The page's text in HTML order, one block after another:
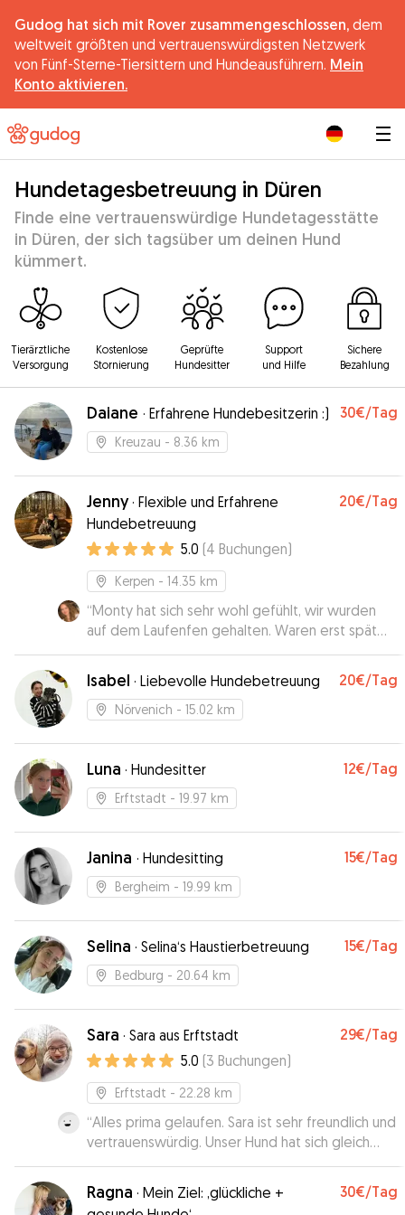
Gudog hat sich mit Rover zusammengeschlossen, dem
weltweit größten und vertrauenswürdigsten Netzwerk
von Fünf-Sterne-Tiersittern und Hundeausführern. Mein
Konto aktivieren.
Hundetagesbetreuung in Düren
Finde eine vertrauenswürdige Hundetagesstätte
in Düren, der sich tagsüber um deinen Hund
kümmert.
Tierärztliche
Versorgung
Kostenlose
Stornierung
Geprüfte
Hundesitter
Support
und Hilfe
Sichere
Bezahlung
Daiane · Erfahrene Hundebesitzerin :) 30€/Tag
Kreuzau - 8.36 km
Jenny· Flexible und Erfahrene
Hundebetreuung
20€/Tag
5.0 (4 Buchungen)
Kerpen - 14.35 km
“Monty hat sich sehr wohl gefühlt, wir wurden
auf dem Laufenfen gehalten. Waren erst spät
zurück und konnten Monty nachts noch abholen,
danke für die tolle Betreuung. 😊
Isabel · Liebevolle Hundebetreuung 20€/Tag
Nörvenich - 15.02 km
Luna · Hundesitter 12€/Tag
Erftstadt - 19.97 km
Janina · Hundesitting 15€/Tag
Bergheim - 19.99 km
Selina · Selina‘s Haustierbetreuung 15€/Tag
Bedburg - 20.64 km
Sara · Sara aus Erftstadt 29€/Tag
5.0 (3 Buchungen)
Erftstadt - 22.28 km
“Alles prima gelaufen. Sara ist sehr freundlich und
vertrauenswürdig. Unser Hund hat sich gleich
wohl gefühlt, wie uns auch mit einem Bild
zwischendrin gezeigt wurde. So kann man
beruhigt den Tag genießen. 🐶☺️
Ragna · Mein Ziel: ‚glückliche +
30€/Tag